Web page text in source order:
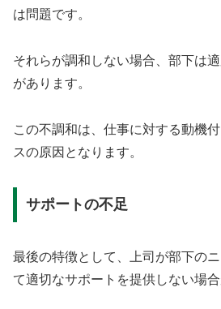
は問題です。
それらが調和しない場合、部下は
があります。
この不調和は、仕事に対する動機
スの原因となります。
サポートの不足
最後の特徴として、上司が部下の
て適切なサポートを提供しない場合